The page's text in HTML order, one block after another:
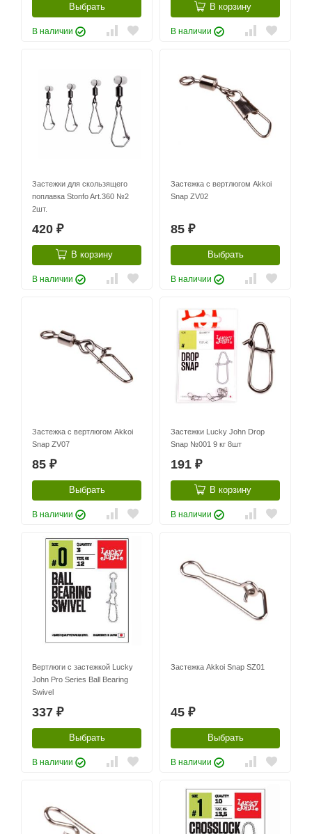
Выбрать
В наличии
В корзину
В наличии
Застежки для скользящего
поплавка Stonfo Art.360 №2
2шт.
420 ₽
В корзину
В наличии
Застежка с вертлюгом Akkoi
Snap ZV02
85 ₽
Выбрать
В наличии
Застежка с вертлюгом Akkoi
Snap ZV07
85 ₽
Выбрать
В наличии
Застежки Lucky John Drop
Snap №001 9 кг 8шт
191 ₽
В корзину
В наличии
Вертлюги с застежкой Lucky
John Pro Series Ball Bearing
Swivel
337 ₽
Выбрать
В наличии
Застежка Akkoi Snap SZ01
45 ₽
Выбрать
В наличии